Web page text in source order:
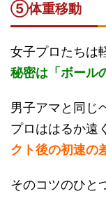
⑤体重移動
女子プロたちは
秘密は「ボール
男子アマと同じ
プロははるか遠
クト後の初速の
そのコツのひと